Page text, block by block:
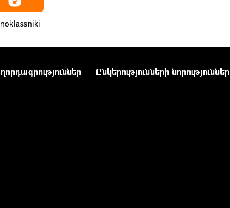
Ընկերությունների նորություններ